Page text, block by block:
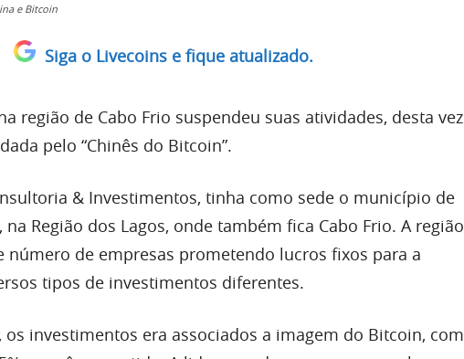
e Bitcoin
Siga o Livecoins e fique atualizado.
região de Cabo Frio suspendeu suas atividades, desta vez
pelo “Chinês do Bitcoin”.
& Investimentos, tinha como sede o município de
na Região dos Lagos, onde também fica Cabo Frio. A região
número de empresas prometendo lucros fixos para a
tipos de investimentos diferentes.
os investimentos era associados a imagem do Bitcoin, com